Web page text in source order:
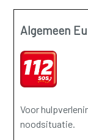
Algemeen
Voor
noodsituatie.